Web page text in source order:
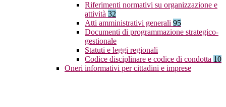
Riferimenti normativi su organizzazione e
attività 32
Atti amministrativi generali 95
Documenti di programmazione strategico-
gestionale
Statuti e leggi regionali
Codice disciplinare e codice di condotta 10
Oneri informativi per cittadini e imprese